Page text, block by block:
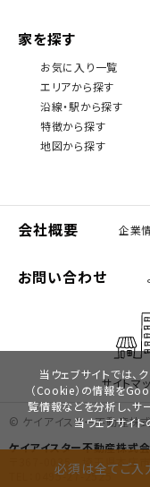
資料請求 見学
必須は全てご入
家を探す
お気に入り一覧
エリアから探す
沿線・駅から探す
特徴から探す
地図から探す
会社概要 企業
お問い合わせ
サイトマ
© ケイアイスター不動産株
ケイアイスター不動産株式会
〒367-0035 埼玉県本庄
TEL：0495-27-2525
当ウェブサイトでは、
（Cookie）の情報を
覧情報などを分析し、サ
当ウェブサイト